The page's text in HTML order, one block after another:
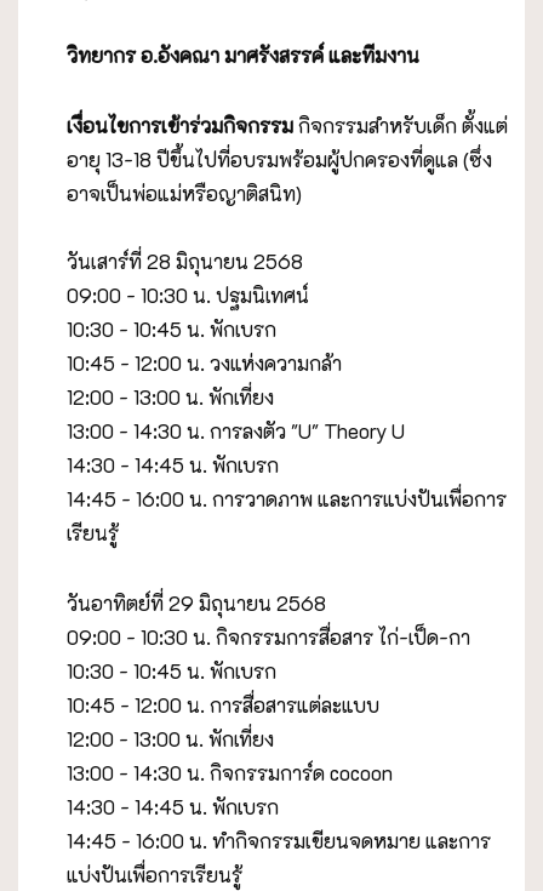
วิทยากร อ.อังคณา มาศรังสรรค์ และทีมงาน
เงื่อนไขการเข้าร่วมกิจกรรมกิจกรรมสำหรับเด็ก ตั้งแต่
อายุ 13-18 ปีขึ้นไปที่อบรมพร้อมผู้ปกครองที่ดูแล (ซึ่ง
อาจเป็นพ่อแม่หรือญาติสนิท)
วันเสาร์ที่ 28 มิถุนายน 2568
09:00 - 10:30 น. ปฐมนิเทศน์
10:30 - 10:45 น. พักเบรก
10:45 - 12:00 น. วงแห่งความกล้า
12:00 - 13:00 น. พักเที่ยง
13:00 - 14:30 น. การลงตัว "U" Theory U
14:30 - 14:45 น. พักเบรก
14:45 - 16:00 น. การวาดภาพ และการแบ่งปันเพื่อการ
เรียนรู้
วันอาทิตย์ที่ 29 มิถุนายน 2568
09:00 - 10:30 น. กิจกรรมการสื่อสาร ไก่-เป็ด-กา
10:30 - 10:45 น. พักเบรก
10:45 - 12:00 น. การสื่อสารแต่ละแบบ
12:00 - 13:00 น. พักเที่ยง
13:00 - 14:30 น. กิจกรรมการ์ด cocoon
14:30 - 14:45 น. พักเบรก
14:45 - 16:00 น. ทำกิจกรรมเขียนจดหมาย และการ
แบ่งปันเพื่อการเรียนรู้